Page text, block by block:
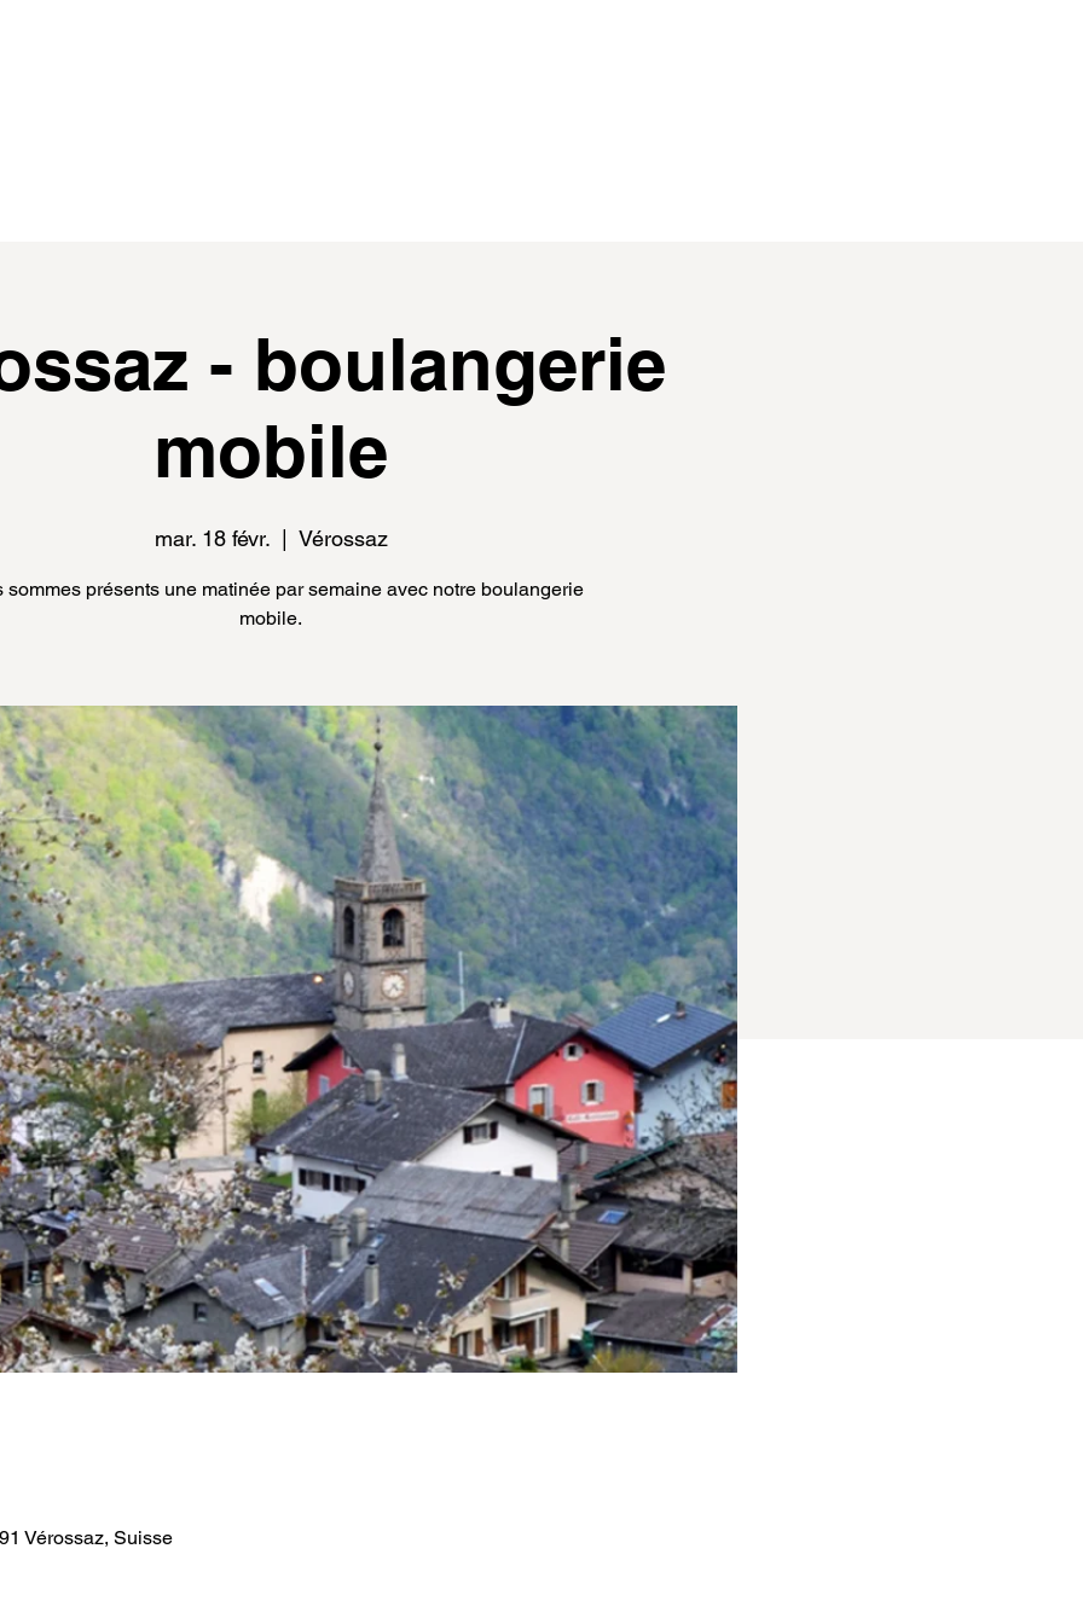
- boulangerie
mobile
mar. 18 févr.
  |
Vérossaz
sommes présents une matinée par semaine avec notre boulangerie
mobile.
Vérossaz, Suisse